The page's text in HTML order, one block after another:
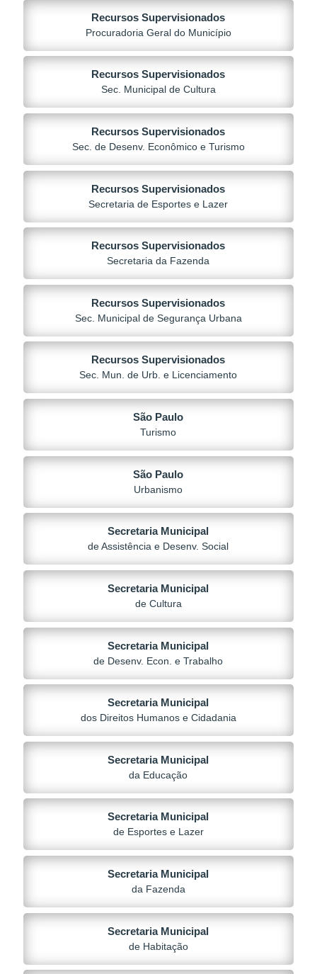
Recursos Supervisionados
Procuradoria Geral do Município
Recursos Supervisionados
Sec. Municipal de Cultura
Recursos Supervisionados
Sec. de Desenv. Econômico e Turismo
Recursos Supervisionados
Secretaria de Esportes e Lazer
Recursos Supervisionados
Secretaria da Fazenda
Recursos Supervisionados
Sec. Municipal de Segurança Urbana
Recursos Supervisionados
Sec. Mun. de Urb. e Licenciamento
São Paulo
Turismo
São Paulo
Urbanismo
Secretaria Municipal
de Assistência e Desenv. Social
Secretaria Municipal
de Cultura
Secretaria Municipal
de Desenv. Econ. e Trabalho
Secretaria Municipal
dos Direitos Humanos e Cidadania
Secretaria Municipal
da Educação
Secretaria Municipal
de Esportes e Lazer
Secretaria Municipal
da Fazenda
Secretaria Municipal
de Habitação